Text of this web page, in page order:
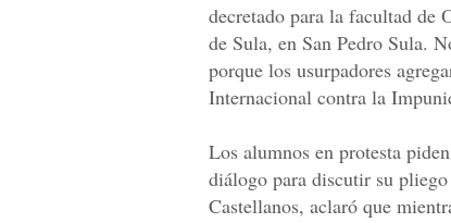
decretado para la facultad de
de Sula, en San Pedro Sula.
porque los usurpadores
Internacional contra la
Los alumnos en protesta
diálogo para discutir su
Castellanos, aclaró que